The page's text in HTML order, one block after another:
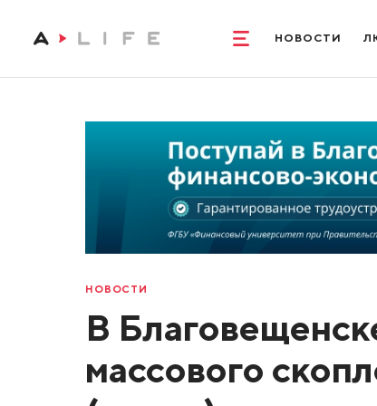
НОВОСТИ
НОВОСТИ
В
массового